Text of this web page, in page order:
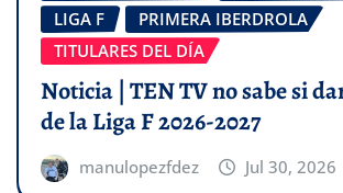
LIGA F
PRIMERA IBERDROLA
TITULARES DEL DÍA
Noticia | TEN TV no sabe si
de la Liga F 2026-2027
manulopezfdez Jul 30, 2026